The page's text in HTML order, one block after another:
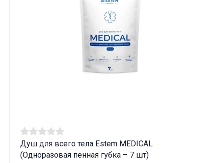
Душ для всего тела Estem MEDICAL
(Одноразовая пенная губка – 7 шт)